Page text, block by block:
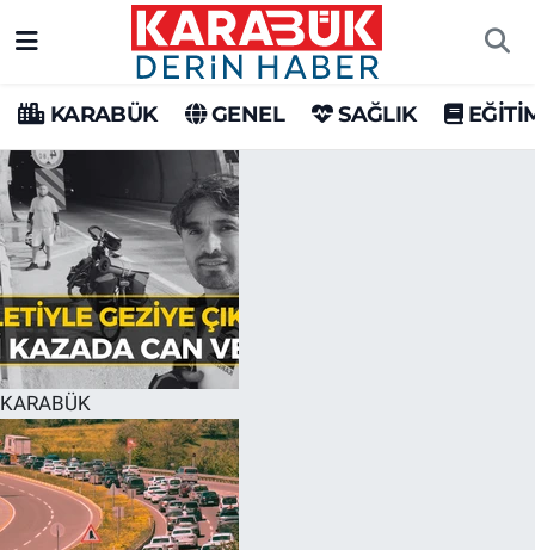
KARABÜK GENEL SAĞLIK
KARABÜK
Karabük Hava Durumu
Karabük Trafik Yoğunluk Haritası
Süper Lig Puan Durumu ve Fikstür
Tüm Manşetler
Son Dakika Haberleri
Haber Arşivi